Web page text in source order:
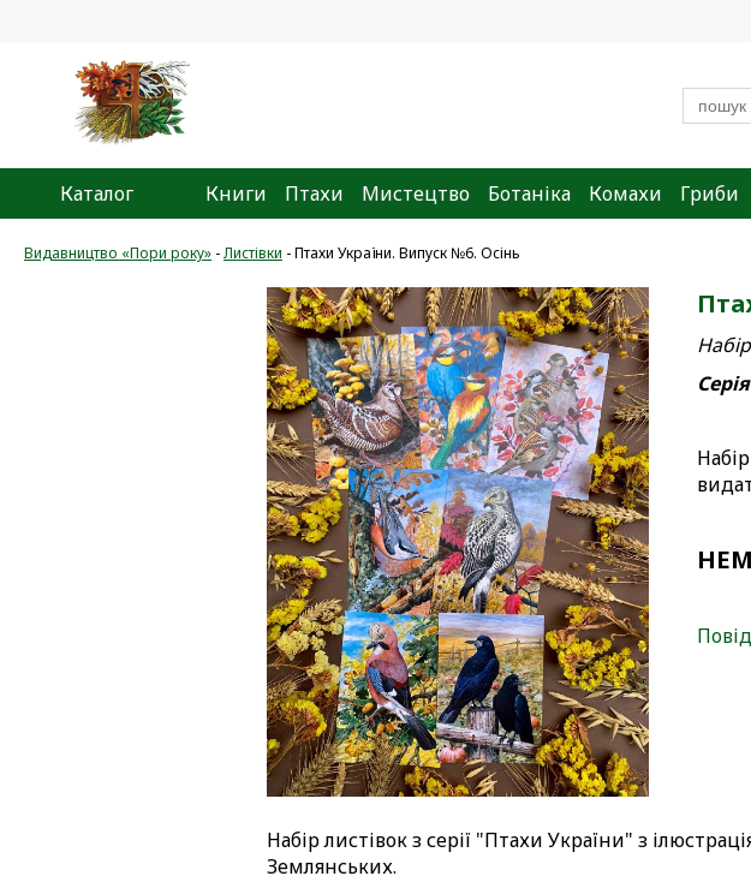
Каталог Книги Птахи Мистецтво Ботаніка Комахи Гриби
Видавництво «Пори року» -Листівки -Птахи України. Випуск №6. Осінь
Набір листівок з серії "Птахи України" з
Землянських.